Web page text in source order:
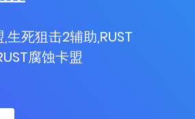
死狙击2辅助,RUST
腐蚀卡盟